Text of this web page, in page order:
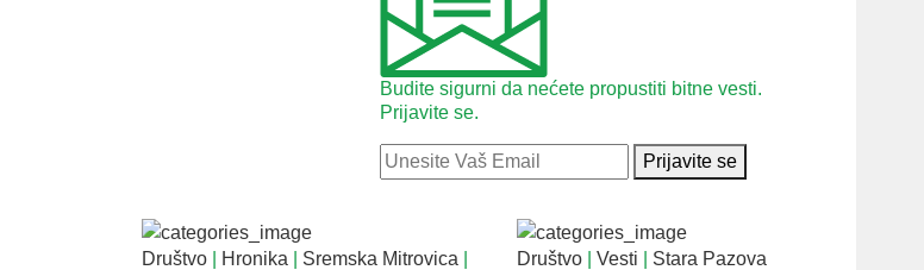
Budite sigurni da nećete propustiti bitne vesti.
Prijavite se.
Prijavite se
Društvo Hronika Sremska Mitrovica Društvo Vesti Stara Pazova